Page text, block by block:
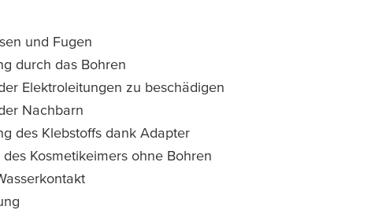
und Fugen
durch das Bohren
Elektroleitungen zu beschädigen
Nachbarn
des Klebstoffs dank Adapter
Kosmetikeimers ohne Bohren